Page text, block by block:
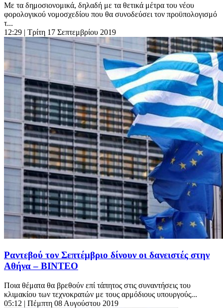
Με τα δημοσιονομικά, δηλαδή με τα θετικά μέτρα του νέου
φορολογικού νομοσχεδίου που θα συνοδεύσει τον προϋπολογισμό
τ...
12:29 | Τρίτη 17 Σεπτεμβρίου 2019
Ραντεβού τον Σεπτέμβριο δίνουν οι δανειστές στην
Αθήνα – BINTEO
Ποια θέματα θα βρεθούν επί τάπητος στις συναντήσεις του
κλιμακίου των τεχνοκρατών με τους αρμόδιους υπουργούς...
05:12 | Πέμπτη 08 Αυγούστου 2019